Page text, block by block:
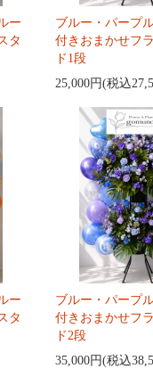
ー
タ
ブルー・パープ
付きおまかせフ
ド1段
25,000円(税込
ー
タ
ブルー・パープ
付きおまかせフ
ド2段
35,000円(税込